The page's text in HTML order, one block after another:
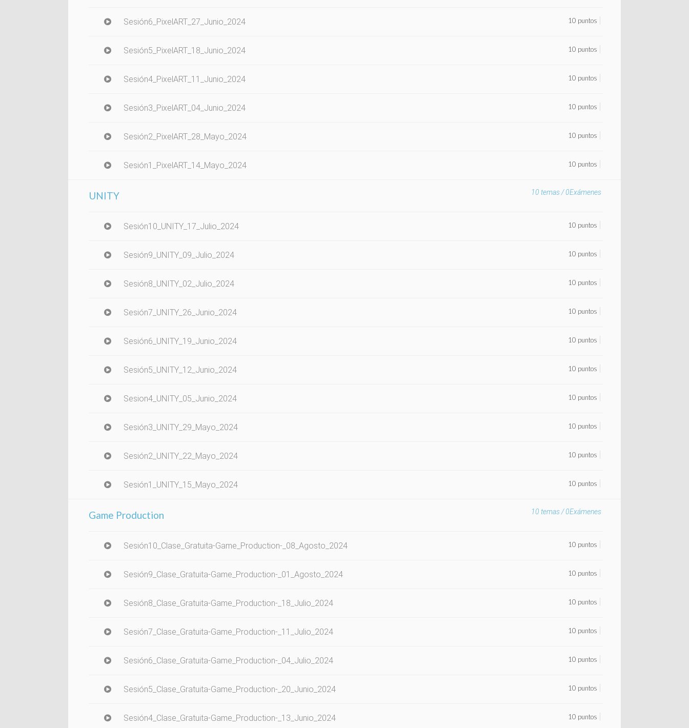
Sesión6_PixelART_27_Junio_2024 10 puntos
Sesión5_PixelART_18_Junio_2024 10 puntos
Sesión4_PixelART_11_Junio_2024 10 puntos
Sesión3_PixelART_04_Junio_2024 10 puntos
Sesión2_PixelART_28_Mayo_2024 10 puntos
Sesión1_PixelART_14_Mayo_2024 10 puntos
UNITY 10 temas /0Exámenes
Sesión10_UNITY_17_Julio_2024 10 puntos
Sesión9_UNITY_09_Julio_2024 10 puntos
Sesión8_UNITY_02_Julio_2024 10 puntos
Sesión7_UNITY_26_Junio_2024 10 puntos
Sesión6_UNITY_19_Junio_2024 10 puntos
Sesión5_UNITY_12_Junio_2024 10 puntos
Sesion4_UNITY_05_Junio_2024 10 puntos
Sesión3_UNITY_29_Mayo_2024 10 puntos
Sesión2_UNITY_22_Mayo_2024 10 puntos
Sesión1_UNITY_15_Mayo_2024 10 puntos
Game Production 10 temas /0Exámenes
Sesión10_Clase_Gratuita-Game_Production-_08_Agosto_2024 10 puntos
Sesión9_Clase_Gratuita-Game_Production-_01_Agosto_2024 10 puntos
Sesión8_Clase_Gratuita-Game_Production-_18_Julio_2024 10 puntos
Sesión7_Clase_Gratuita-Game_Production-_11_Julio_2024 10 puntos
Sesión6_Clase_Gratuita-Game_Production-_04_Julio_2024 10 puntos
Sesión5_Clase_Gratuita-Game_Production-_20_Junio_2024 10 puntos
Sesión4_Clase_Gratuita-Game_Production-_13_Junio_2024 10 puntos